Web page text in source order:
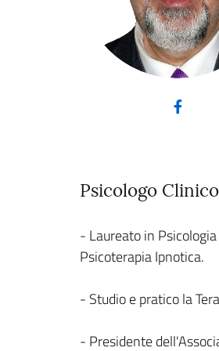
Psicologo
- Laureato in
Psicoterapia Ipnotica.
- Studio e pratico la
- Presidente